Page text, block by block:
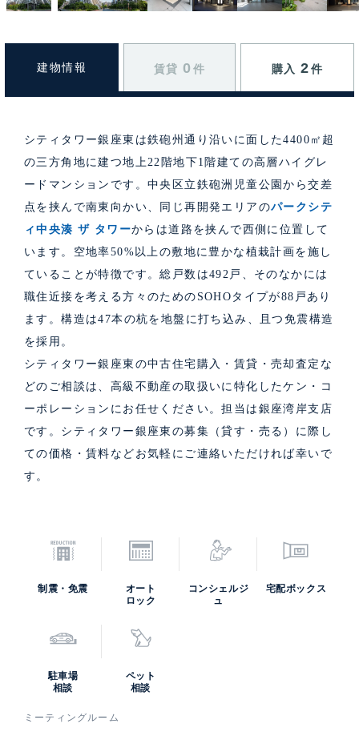
建物情報 賃貸 0 件 購入 2 件
シティタワー銀座東は鉄砲州通り沿いに面した4400㎡超
の三方角地に建つ地上22階地下1階建ての高層ハイグレ
ードマンションです。中央区立鉄砲洲児童公園から交差
点を挟んで南東向かい、同じ再開発エリアのパークシテ
ィ中央湊 ザ タワーからは道路を挟んで西側に位置して
います。空地率50%以上の敷地に豊かな植栽計画を施し
ていることが特徴です。総戸数は492戸、そのなかには
職住近接を考える方々のためのSOHOタイプが88戸あり
ます。構造は47本の杭を地盤に打ち込み、且つ免震構造
を採用。
シティタワー銀座東の中古住宅購入・賃貸・売却査定な
どのご相談は、高級不動産の取扱いに特化したケン・コ
ーポレーションにお任せください。担当は銀座湾岸支店
です。シティタワー銀座東の募集（貸す・売る）に際し
ての価格・賃料などお気軽にご連絡いただければ幸いで
す。
制震・免震
オート
ロック
コンシェルジ
ュ
宅配ボックス
駐車場
相談
ペット
相談
ミーティングルーム